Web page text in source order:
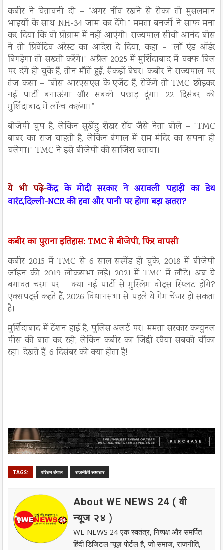
कबीर ने चेतावनी दी – “अगर नींव रखने से रोका तो मुसलमान
भाइयों के साथ NH-34 जाम कर देंगे।” ममता बनर्जी ने साफ मना
कर दिया कि वो प्रोग्राम में नहीं आएंगी। राज्यपाल सीवी आनंद बोस
ने तो प्रिवेंटिव अरेस्ट का आदेश दे दिया, कहा – “लॉ एंड ऑर्डर
बिगड़ेगा तो सख्ती करेंगे।” अप्रैल 2025 में मुर्शिदाबाद में वक्फ बिल
पर दंगे हो चुके हैं, तीन मौतें हुईं, सैकड़ों बेघर। कबीर ने राज्यपाल पर
तंज कसा – “बोस आरएसएस के एजेंट हैं, रोकेंगे तो TMC छोड़कर
नई पार्टी बनाऊंगा और सबको पछाड़ दूंगा। 22 दिसंबर को
मुर्शिदाबाद में लॉन्च करूंगा।”
बीजेपी चुप है, लेकिन सुखेंदु शेखर रॉय जैसे नेता बोले – “TMC
बाबर का राज चाहती है, लेकिन बंगाल में राम मंदिर का सपना ही
चलेगा।” TMC ने इसे बीजेपी की साजिश बताया।
ये भी पढ़े-केंद्र के मोदी सरकार ने अरावली पहाड़ी का डेथ
वारंट,दिल्ली-NCR की हवा और पानी पर होगा बड़ा खतरा?
कबीर का पुराना इतिहास: TMC से बीजेपी, फिर वापसी
कबीर 2015 में TMC से 6 साल सस्पेंड हो चुके, 2018 में बीजेपी
जॉइन की, 2019 लोकसभा लड़े। 2021 में TMC में लौटे। अब ये
बगावत चरम पर – क्या नई पार्टी से मुस्लिम वोट्स स्प्लिट होंगे?
एक्सपर्ट्स कहते हैं, 2026 विधानसभा से पहले ये गेम चेंजर हो सकता
है।
मुर्शिदाबाद में टेंशन हाई है, पुलिस अलर्ट पर। ममता सरकार कम्युनल
पीस की बात कर रही, लेकिन कबीर का जिद्दी रवैया सबको चौंका
रहा। देखते हैं, 6 दिसंबर को क्या होता है!
TAGS: पश्चिम बंगाल राजनीती समाचार
About WE NEWS 24 ( वी
न्यूज २४ )
WE NEWS 24 एक स्वतंत्र, निष्पक्ष और समर्पित
हिंदी डिजिटल न्यूज़ पोर्टल है, जो समाज, राजनीति,